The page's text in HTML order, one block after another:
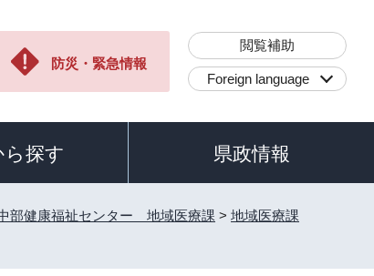
防災・緊急情報
閲覧補助
Foreign language
ら探す 県政情報
部健康福祉センター 地域医療課 > 地域医療課